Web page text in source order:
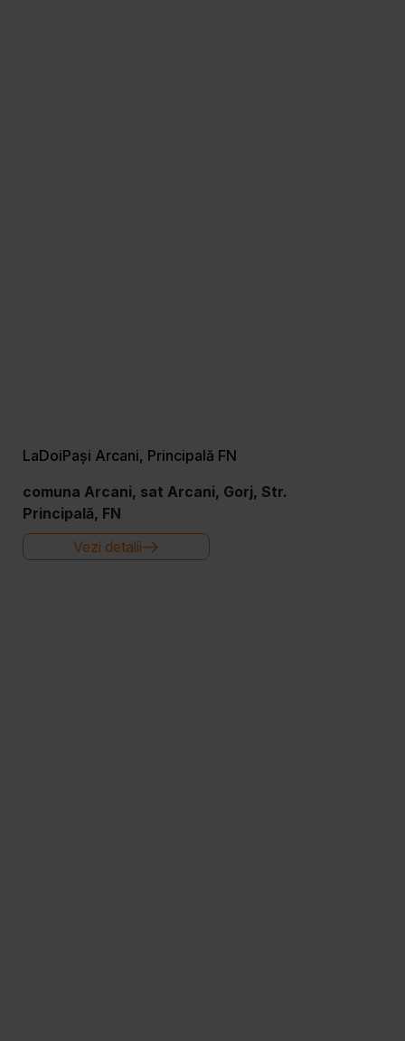
LaDoiPași Arcani, Principală FN
comuna Arcani, sat Arcani, Gorj, Str.
Principală, FN
Vezi detalii